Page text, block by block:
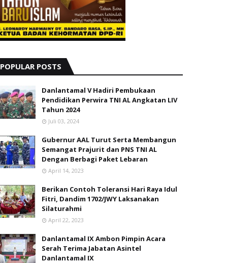
POPULAR POSTS
Danlantamal V Hadiri Pembukaan
Pendidikan Perwira TNI AL Angkatan LIV
Tahun 2024
Juli 03, 2024
Gubernur AAL Turut Serta Membangun
Semangat Prajurit dan PNS TNI AL
Dengan Berbagi Paket Lebaran
April 14, 2023
Berikan Contoh Toleransi Hari Raya Idul
Fitri, Dandim 1702/JWY Laksanakan
Silaturahmi
April 22, 2023
Danlantamal IX Ambon Pimpin Acara
Serah Terima Jabatan Asintel
Danlantamal IX